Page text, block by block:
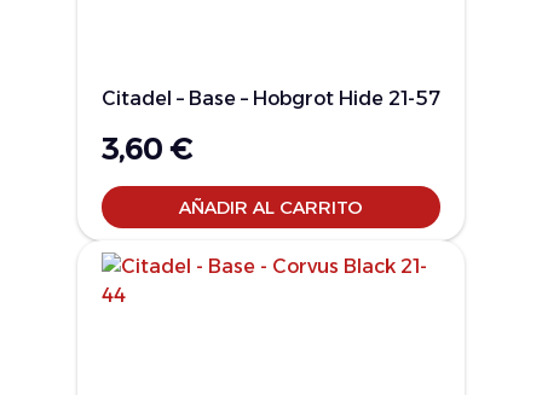
Citadel – Base – Hobgrot Hide 21-57
3,60 €
AÑADIR AL CARRITO